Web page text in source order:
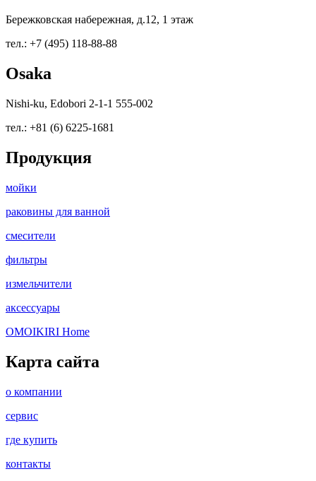
Бережковская набережная, д.12, 1 этаж
тел.: +7 (495) 118-88-88
Osaka
Nishi-ku, Edobori 2-1-1 555-002
тел.: +81 (6) 6225-1681
Продукция
мойки
раковины для ванной
смесители
фильтры
измельчители
аксессуары
OMOIKIRI Home
Карта сайта
о компании
сервис
где купить
контакты